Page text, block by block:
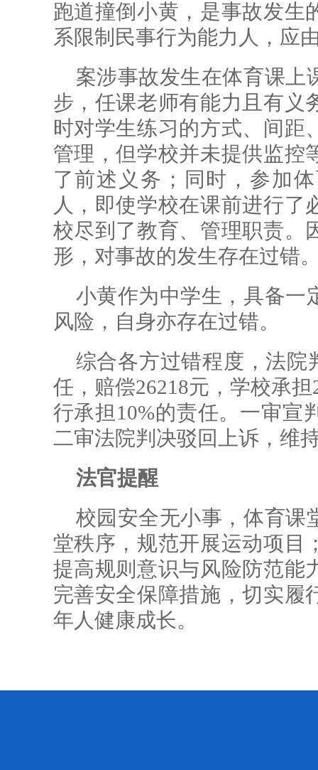
跑道撞倒小黄，是事故发生
系限制民事行为能力人，应
案涉事故发生在体育课上
步，任课老师有能力且有义
时对学生练习的方式、间距
管理，但学校并未提供监控
了前述义务；同时，参加
人，即使学校在课前进行了
校尽到了教育、管理职责。
形，对事故的发生存在过错
小黄作为中学生，具备一
风险，自身亦存在过错。
综合各方过错程度，法院
任，赔偿26218元，学校承
行承担10%的责任。一审宣
二审法院判决驳回上诉，维
法官提醒
校园安全无小事，体育课
堂秩序，规范开展运动项目
提高规则意识与风险防范能
完善安全保障措施，切实履
年人健康成长。